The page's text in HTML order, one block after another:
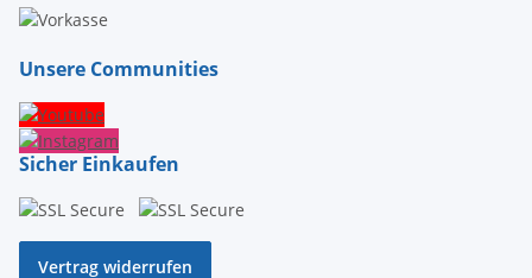
Unsere Communities
Sicher Einkaufen
Vertrag widerrufen